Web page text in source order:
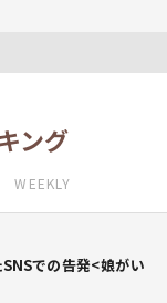
ング
WEEKLY
SNSでの告発<娘がい